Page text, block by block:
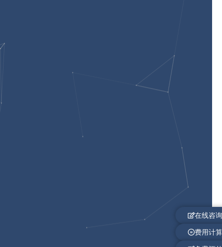
在线咨询
费用计算